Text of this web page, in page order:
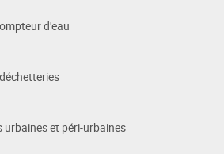
d'eau
urbaines et péri-urbaines